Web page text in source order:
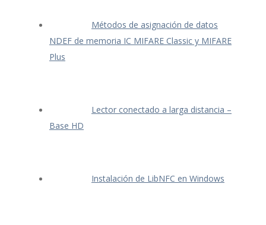
Métodos de asignación de datos
NDEF de memoria IC MIFARE Classic y MIFARE
Plus
Lector conectado a larga distancia –
Base HD
Instalación de LibNFC en Windows